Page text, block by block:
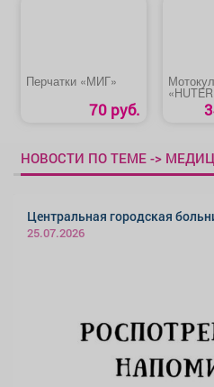
Перчатки «МИГ»
70 руб.
НОВОСТИ ПО ТЕМЕ ->
Центральная городская
25.07.2026